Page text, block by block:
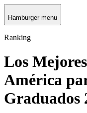
Hamburger menu
Ranking
Los
América
Graduados